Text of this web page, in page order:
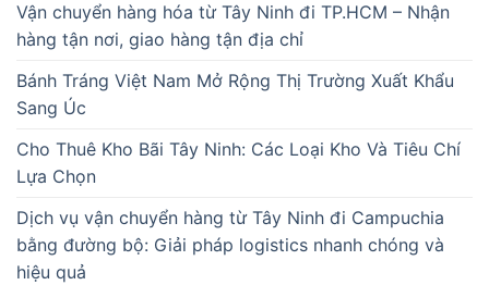
Vận chuyển hàng hóa từ Tây Ninh đi TP.HCM – Nhận
hàng tận nơi, giao hàng tận địa chỉ
Bánh Tráng Việt Nam Mở Rộng Thị Trường Xuất Khẩu
Sang Úc
Cho Thuê Kho Bãi Tây Ninh: Các Loại Kho Và Tiêu Chí
Lựa Chọn
Dịch vụ vận chuyển hàng từ Tây Ninh đi Campuchia
bằng đường bộ: Giải pháp logistics nhanh chóng và
hiệu quả